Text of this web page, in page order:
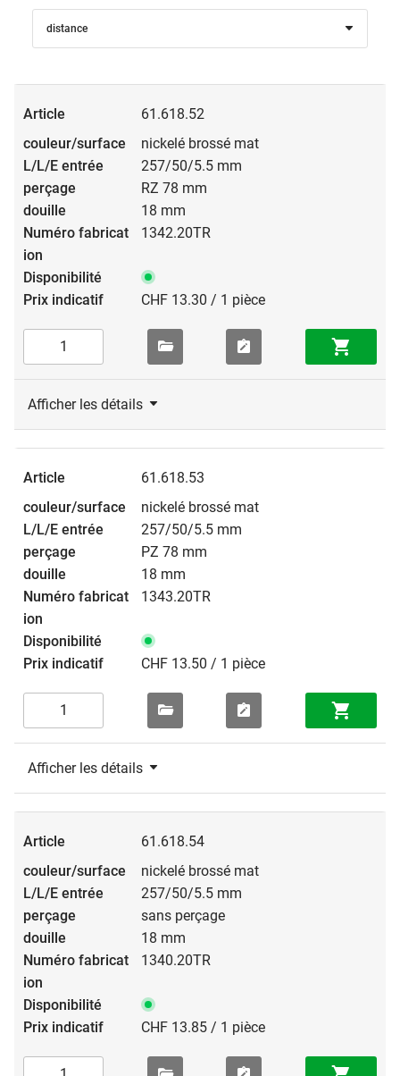
distance
61.618.52
nickelé brossé mat
257/50/5.5 mm
RZ 78 mm
18 mm
1342.20TR
CHF 13.30 / 1 pièce
Afficher les détails
61.618.53
nickelé brossé mat
257/50/5.5 mm
PZ 78 mm
18 mm
1343.20TR
CHF 13.50 / 1 pièce
Afficher les détails
61.618.54
nickelé brossé mat
257/50/5.5 mm
sans perçage
18 mm
1340.20TR
CHF 13.85 / 1 pièce